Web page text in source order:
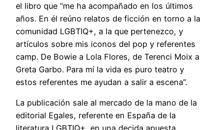
el libro que “me ha acompañado en los últimos
años. En él reúno relatos de ficción en torno a la
comunidad LGBTIQ+, a la que pertenezco, y
artículos sobre mis iconos del pop y referentes
camp. De Bowie a Lola Flores, de Terenci Moix a
Greta Garbo. Para mí la vida es puro teatro y
estos referentes me ayudan a salir a escena”.
La publicación sale al mercado de la mano de la
editorial Egales, referente en España de la